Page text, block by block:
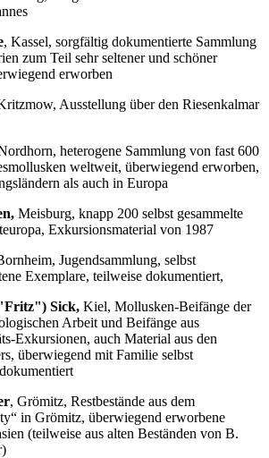
, Kassel, sorgfältig dokumentierte Sammlung
zum Teil sehr seltener und schöner
erworben
Ausstellung über den Riesenkalmar
heterogene Sammlung von fast 600
weltweit, überwiegend erworben,
als auch in Europa
Meisburg, knapp 200 selbst gesammelte
Exkursionsmaterial von 1987
Jugendsammlung, selbst
Exemplare, teilweise dokumentiert,
Sick, Kiel, Mollusken-Beifänge der
Arbeit und Beifänge aus
Exkursionen, auch Material aus den
überwiegend mit Familie selbst
, Grömitz, Restbestände aus dem
in Grömitz, überwiegend erworbene
(teilweise aus alten Beständen von B.